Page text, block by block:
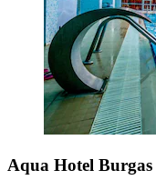
Aqua Hotel Burgas